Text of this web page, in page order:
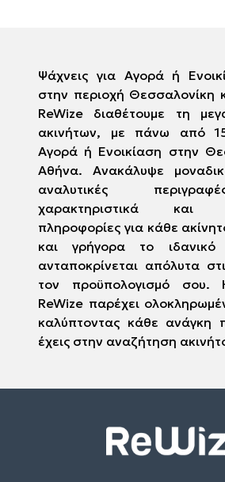
Ψάχνεις για Αγορά ή
στην περιοχή Θεσσαλονίκη
ReWize διαθέτουμε τη
ακινήτων, με πάνω από
Αγορά ή Ενοικίαση στην
Αθήνα. Ανακάλυψε
αναλυτικές
χαρακτηριστικά και
πληροφορίες για κάθε
και γρήγορα το ιδανικό
ανταποκρίνεται απόλυτα
τον προϋπολογισμό
ReWize παρέχει
καλύπτοντας κάθε ανάγκη
έχεις στην αναζήτηση